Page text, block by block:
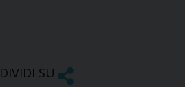
SU